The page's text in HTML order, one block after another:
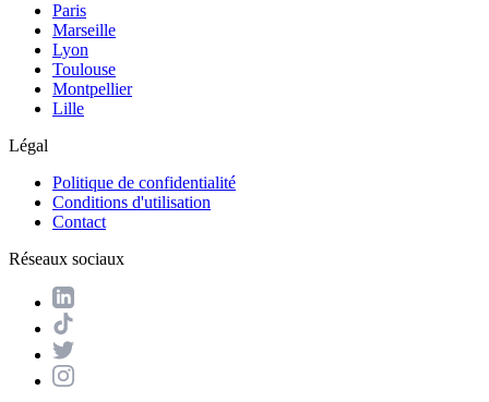
Paris
Marseille
Lyon
Toulouse
Montpellier
Lille
Légal
Politique de confidentialité
Conditions d'utilisation
Contact
Réseaux sociaux